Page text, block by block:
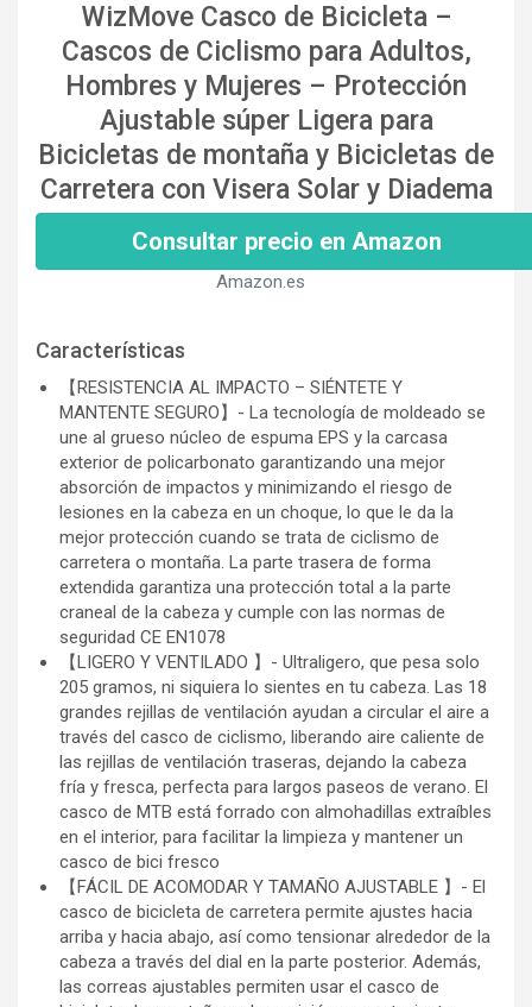
WizMove Casco de Bicicleta –
Cascos de Ciclismo para Adultos,
Hombres y Mujeres – Protección
Ajustable súper Ligera para
Bicicletas de montaña y Bicicletas de
Carretera con Visera Solar y Diadema
Consultar precio en Amazon
Amazon.es
Características
️【RESISTENCIA AL IMPACTO – SIÉNTETE Y
MANTENTE SEGURO】- La tecnología de moldeado se
une al grueso núcleo de espuma EPS y la carcasa
exterior de policarbonato garantizando una mejor
absorción de impactos y minimizando el riesgo de
lesiones en la cabeza en un choque, lo que le da la
mejor protección cuando se trata de ciclismo de
carretera o montaña. La parte trasera de forma
extendida garantiza una protección total a la parte
craneal de la cabeza y cumple con las normas de
seguridad CE EN1078
【LIGERO Y VENTILADO 】- Ultraligero, que pesa solo
205 gramos, ni siquiera lo sientes en tu cabeza. Las 18
grandes rejillas de ventilación ayudan a circular el aire a
través del casco de ciclismo, liberando aire caliente de
las rejillas de ventilación traseras, dejando la cabeza
fría y fresca, perfecta para largos paseos de verano. El
casco de MTB está forrado con almohadillas extraíbles
en el interior, para facilitar la limpieza y mantener un
casco de bici fresco
【FÁCIL DE ACOMODAR Y TAMAÑO AJUSTABLE 】- El
casco de bicicleta de carretera permite ajustes hacia
arriba y hacia abajo, así como tensionar alrededor de la
cabeza a través del dial en la parte posterior. Además,
las correas ajustables permiten usar el casco de